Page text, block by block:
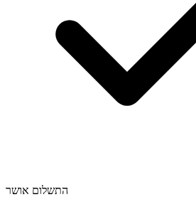
התשלום אושר